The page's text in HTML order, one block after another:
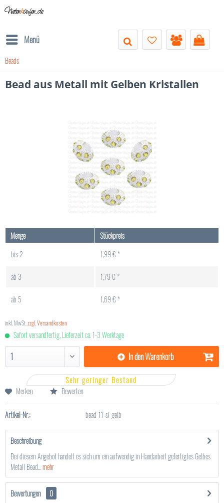
Nietenkaufen.de
Menü
Beads
Bead aus Metall mit Gelben Kristallen
Menge
Stückpreis
bis2 1,99 € *
ab 3 1,79 € *
ab 5 1,69 € *
inkl. MwSt. zzgl. Versandkosten
Sofort versandfertig, Lieferzeit ca. 1-3 Werktage
In denWarenkorb
Sehr geringer Bestand
Merken
Bewerten
Artikel-Nr.: bead-11-si-gelb
Beschreibung
Bei diesem Angebot handelt es sich um ein aufwendig in Handarbeit gefertigtes Gelbes
Metall Bead...mehr
Bewertungen
0